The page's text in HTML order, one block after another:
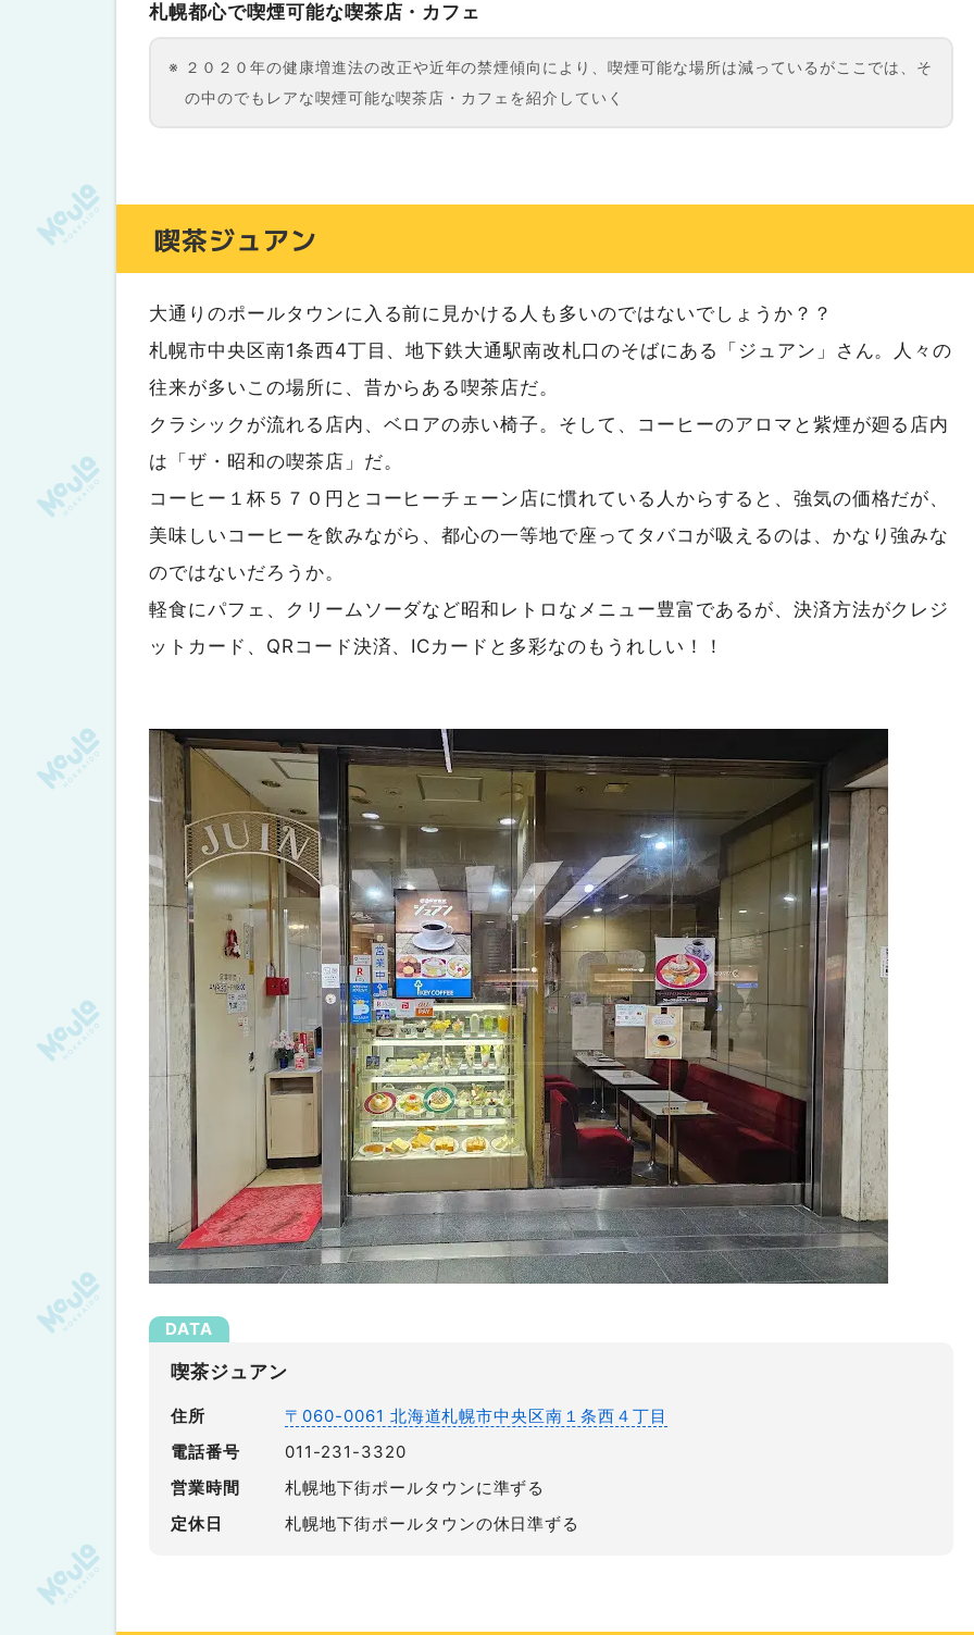
札幌都心で喫煙可能な喫茶店・カフェ
２０２０年の健康増進法の改正や近年の禁煙傾向により、喫煙可能な場所は減っているがここでは、そ
の中のでもレアな喫煙可能な喫茶店・カフェを紹介していく
喫茶ジュアン
大通りのポールタウンに入る前に見かける人も多いのではないでしょうか？？
札幌市中央区南1条西4丁目、地下鉄大通駅南改札口のそばにある「ジュアン」さん。人々の
往来が多いこの場所に、昔からある喫茶店だ。
クラシックが流れる店内、ベロアの赤い椅子。そして、コーヒーのアロマと紫煙が廻る店内
は「ザ・昭和の喫茶店」だ。
コーヒー１杯５７０円とコーヒーチェーン店に慣れている人からすると、強気の価格だが、
美味しいコーヒーを飲みながら、都心の一等地で座ってタバコが吸えるのは、かなり強みな
のではないだろうか。
軽食にパフェ、クリームソーダなど昭和レトロなメニュー豊富であるが、決済方法がクレジ
ットカード、QRコード決済、ICカードと多彩なのもうれしい！！
喫茶ジュアン
住所
〒060-0061 北海道札幌市中央区南１条西４丁目
電話番号
011-231-3320
営業時間
札幌地下街ポールタウンに準ずる
定休日
札幌地下街ポールタウンの休日準ずる